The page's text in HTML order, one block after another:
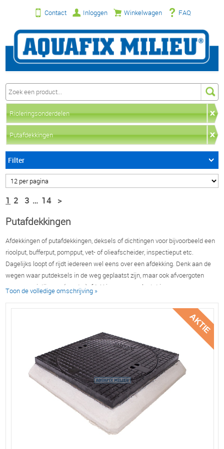
Contact Inloggen Winkelwagen FAQ
Rioleringsonderdelen
Putafdekkingen
Filter
1 2 3 … 14 >
Putafdekkingen
Afdekkingen of putafdekkingen, deksels of dichtingen voor bijvoorbeeld een
rioolput, bufferput, pompput, vet- of olieafscheider, inspectieput etc.
Dagelijks loopt of rijdt iedereen wel eens over een afdekking. Denk aan de
wegen waar putdeksels in de weg geplaatst zijn, maar ook afvoergoten
waar een gietijzeren (rooster)afdekkingen op geplaatst is.
Aquafix is specialist in afdekkingen en heeft een groot assortiment
afdekkingen in haar programma. Veelal uit voorraad levert Aquafix
afdekkingen van kunststof, gietijzer, (verzinkt)staal, RVS en aluminium
welke o.a. gebruikt kunnen worden als bijvoorbeeld vloerluik,
roosterafdekking, putafdekking etc.
Bij een afdekking is ook de verkeersbelasting van belang.
Verkeersklasse belastingstabel:
Belasting klasse A 15 kN.:
Verkeergebieden die uitsluitend door en voor voetganger en/of fietsers
Toon de volledige omschrijving »